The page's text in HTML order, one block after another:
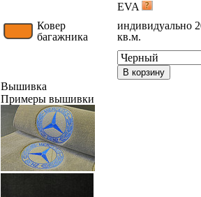
EVA
Ковер
багажника
индивидуально
кв.м.
В корзину
Вышивка
Примеры вышивки